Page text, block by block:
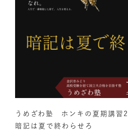
うめざわ塾 ホンキの夏期講
暗記は夏で終わらせろ